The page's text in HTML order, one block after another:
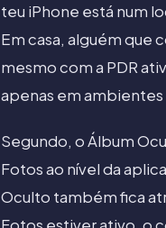
teu iPhone está num
Em casa, alguém que
mesmo com a PDR
apenas em ambientes
Segundo, o Álbum
Fotos ao nível da
Oculto também fica